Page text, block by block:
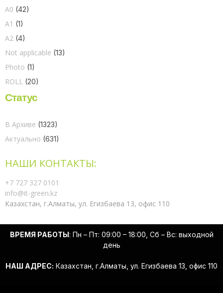
A0 (42)
A1 (1)
A2 (4)
Not applicable (13)
Photo (1)
ROLL (20)
Статус
В Архиве (1323)
Актуально (631)
НАШИ КОНТАКТЫ:
+7 727 327 0101
info@it-green.kz
Казахстан, г.Алматы, ул. Егизбаева 13, офис 110
ВРЕМЯ РАБОТЫ: Пн – Пт: 09:00 – 18:00, Сб – Вс: выходной
день
НАШ АДРЕС: Казахстан, г.Алматы, ул. Егизбаева 13, офис 110